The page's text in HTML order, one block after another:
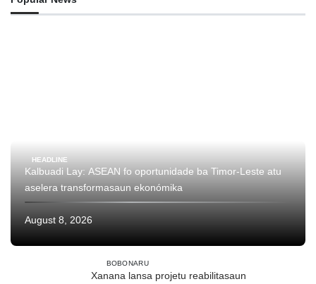
HEADLINE
Kalbuadi Lay: ASEAN fo oportunidade ba Timor-Leste atu
aselera transformasaun ekonómika
August 8, 2026
BOBONARU
Xanana lansa projetu reabilitasaun